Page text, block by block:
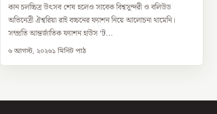
কান চলচ্চিত্র উৎসব শেষ হলেও সাবেক বিশ্বসুন্দরী ও বলিউড
অভিনেত্রী ঐশ্বরিয়া রাই বচ্চনের ফ্যাশন নিয়ে আলোচনা থামেনি।
সম্প্রতি আন্তর্জাতিক ফ্যাশন হাউস ‘ট...
৬ আগস্ট, ২০২৬১ মিনিট পাঠ